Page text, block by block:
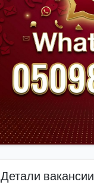
Детали вакансии